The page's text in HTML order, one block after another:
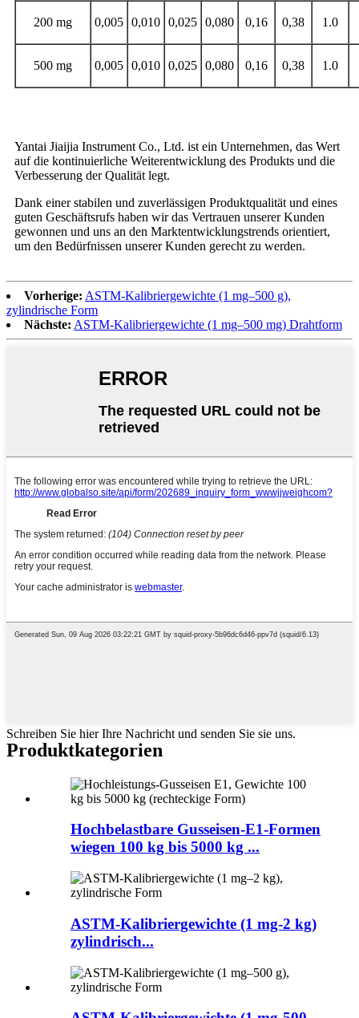
200 mg 0,005 0,010 0,025 0,080 0,16 0,38 1.0
500 mg 0,005 0,010 0,025 0,080 0,16 0,38 1.0
Yantai Jiaijia Instrument Co., Ltd. ist ein Unternehmen, das Wert
auf die kontinuierliche Weiterentwicklung des Produkts und die
Verbesserung der Qualität legt.
Dank einer stabilen und zuverlässigen Produktqualität und eines
guten Geschäftsrufs haben wir das Vertrauen unserer Kunden
gewonnen und uns an den Marktentwicklungstrends orientiert,
um den Bedürfnissen unserer Kunden gerecht zu werden.
Vorherige: ASTM-Kalibriergewichte (1 mg–500 g),
zylindrische Form
Nächste: ASTM-Kalibriergewichte (1 mg–500 mg) Drahtform
Schreiben Sie hier Ihre Nachricht und senden Sie sie uns.
Produktkategorien
Hochbelastbare Gusseisen-E1-Formen
wiegen 100 kg bis 5000 kg ...
ASTM-Kalibriergewichte (1 mg-2 kg)
zylindrisch...